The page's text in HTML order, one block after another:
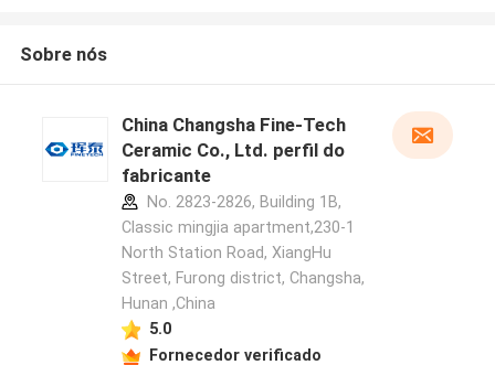
Sobre nós
China Changsha Fine-Tech
Ceramic Co., Ltd. perfil do
fabricante
No. 2823-2826, Building 1B,
Classic mingjia apartment,230-1
North Station Road, XiangHu
Street, Furong district, Changsha,
Hunan ,China
5.0
Fornecedor verificado